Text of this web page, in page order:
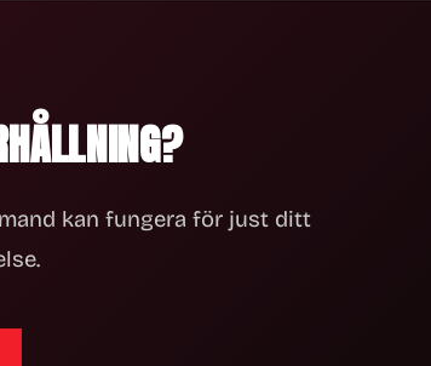
kan fungera för just ditt